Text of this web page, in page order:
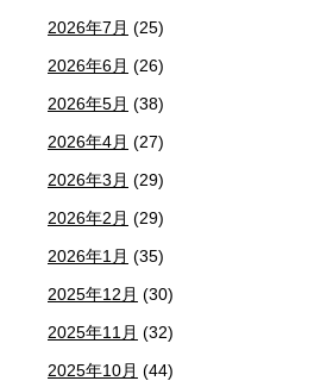
2026年7月 (25)
2026年6月 (26)
2026年5月 (38)
2026年4月 (27)
2026年3月 (29)
2026年2月 (29)
2026年1月 (35)
2025年12月 (30)
2025年11月 (32)
2025年10月 (44)